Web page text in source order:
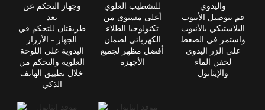
وجهاز التحكم عن
بعد
طريقتان للتحكم في
الجهاز - الأزرار
اليدوية على اللوحة
العلوية والتحكم من
خلال تطبيق الهاتف
الذكي
للتشطيب العلوي
أعلى مستوى من
تكنولوجيا الطلاء
الكهربائي لضمان
أفضل مظهر لجميع
الأجهزة
واليدوي
قم بتوصيل الأنبوب
البلاستيكي بالأنبوب
واستمر في الضغط
على الزر اليدوي
لحقن الماء
والإيثانول